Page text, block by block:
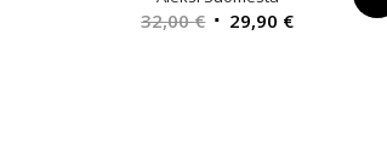
32,00€ Alkuperäinen
29,90 €Nykyinen